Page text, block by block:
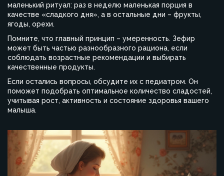
маленький ритуал: раз в неделю маленькая порция в
качестве «сладкого дня», а в остальные дни – фрукты,
ягоды, орехи.
Помните, что главный принцип – умеренность. Зефир
может быть частью разнообразного рациона, если
соблюдать возрастные рекомендации и выбирать
качественные продукты.
Если остались вопросы, обсудите их с педиатром. Он
поможет подобрать оптимальное количество сладостей,
учитывая рост, активность и состояние здоровья вашего
малыша.